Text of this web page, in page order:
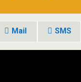
Mail SMS